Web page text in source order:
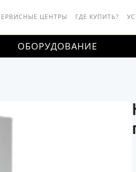
ЦЕНТРЫ ГДЕ КУПИТЬ?
ОБОРУДОВАНИЕ